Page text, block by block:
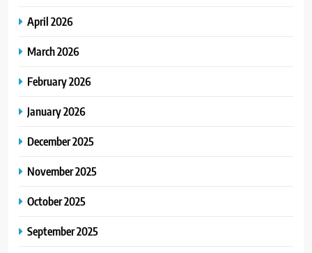
April 2026
March 2026
February 2026
January 2026
December 2025
November 2025
October 2025
September 2025